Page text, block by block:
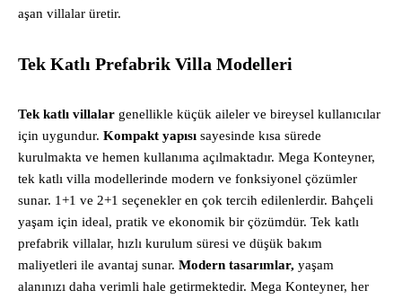
aşan villalar üretir.
Tek Katlı Prefabrik Villa Modelleri
Tek katlı villalar genellikle küçük aileler ve bireysel kullanıcılar
için uygundur. Kompakt yapısı sayesinde kısa sürede
kurulmakta ve hemen kullanıma açılmaktadır. Mega Konteyner,
tek katlı villa modellerinde modern ve fonksiyonel çözümler
sunar. 1+1 ve 2+1 seçenekler en çok tercih edilenlerdir. Bahçeli
yaşam için ideal, pratik ve ekonomik bir çözümdür. Tek katlı
prefabrik villalar, hızlı kurulum süresi ve düşük bakım
maliyetleri ile avantaj sunar. Modern tasarımlar, yaşam
alanınızı daha verimli hale getirmektedir. Mega Konteyner, her